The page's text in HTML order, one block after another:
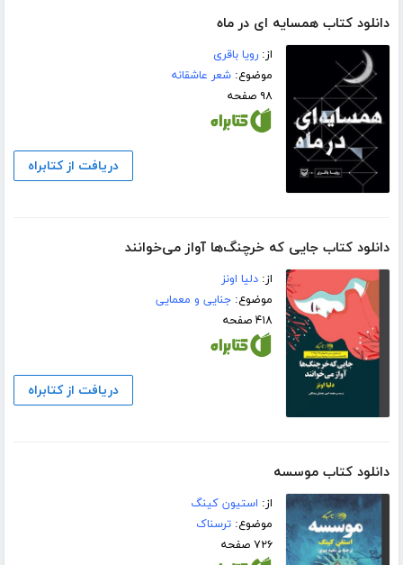
دانلود کتاب همسایه ای در ماه
از:رویا باقری
موضوع:شعر عاشقانه
۹۸ صفحه
دریافت از کتابراه
دانلود کتاب جایی که خرچنگ‌ها آواز می‌خوانند
از:دلیا اونز
موضوع:جنایی و معمایی
۴۱۸ صفحه
دریافت از کتابراه
دانلود کتاب موسسه
از: استیون کینگ
موضوع:ترسناک
۷۲۶ صفحه